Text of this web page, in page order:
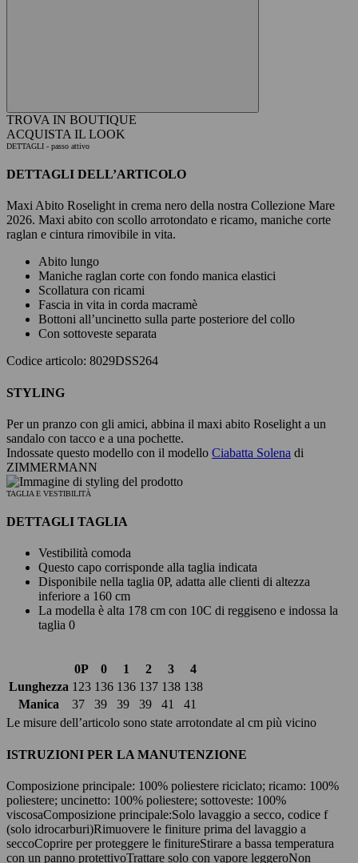
TROVA IN BOUTIQUE
ACQUISTA IL LOOK
DETTAGLI - passo attivo
DETTAGLI DELL’ARTICOLO
Maxi Abito Roselight in crema nero della nostra Collezione Mare
2026. Maxi abito con scollo arrotondato e ricamo, maniche corte
raglan e cintura rimovibile in vita.
Abito lungo
Maniche raglan corte con fondo manica elastici
Scollatura con ricami
Fascia in vita in corda macramè
Bottoni all’uncinetto sulla parte posteriore del collo
Con sottoveste separata
Codice articolo: 8029DSS264
STYLING
Per un pranzo con gli amici, abbina il maxi abito Roselight a un
sandalo con tacco e a una pochette.
Indossate questo modello con il modello Ciabatta Solena di
ZIMMERMANN
TAGLIA E VESTIBILITÀ
DETTAGLI TAGLIA
Vestibilità comoda
Questo capo corrisponde alla taglia indicata
Disponibile nella taglia 0P, adatta alle clienti di altezza
inferiore a 160 cm
La modella è alta 178 cm con 10C di reggiseno e indossa la
taglia 0
0P 0 1 2 3
4
Lunghezza 123 136 136 137 138 138
Manica
37 39 39 39 41
41
Le misure dell’articolo sono state arrotondate al cm più vicino
ISTRUZIONI PER LA MANUTENZIONE
Composizione principale: 100% poliestere riciclato; ricamo: 100%
poliestere; uncinetto: 100% poliestere; sottoveste: 100%
viscosaComposizione principale:Solo lavaggio a secco, codice f
(solo idrocarburi)Rimuovere le finiture prima del lavaggio a
seccoCoprire per proteggere le finitureStirare a bassa temperatura
con un panno protettivoTrattare solo con vapore leggeroNon